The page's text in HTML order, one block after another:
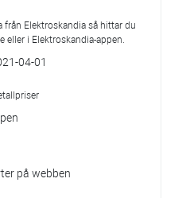
från Elektroskandia så hittar du
eller i Elektro­skandia-appen.
04-01
på webben